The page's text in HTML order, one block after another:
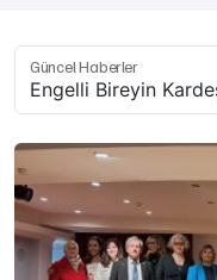
Güncel Haberler